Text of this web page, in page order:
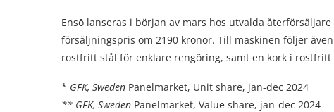
Ensō lanseras i början av mars hos utvalda återförsäljare
försäljningspris om 2190 kronor. Till maskinen följer
rostfritt stål för enklare rengöring, samt en kork i rostfritt
* GFK, Sweden Panelmarket, Unit share, jan-dec 2024
** GFK, Sweden Panelmarket, Value share, jan-dec 2024